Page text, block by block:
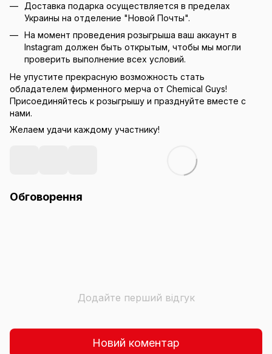
Доставка подарка осуществляется в пределах
Украины на отделение "Новой Почты".
На момент проведения розыгрыша ваш аккаунт в
Instagram должен быть открытым, чтобы мы могли
проверить выполнение всех условий.
Не упустите прекрасную возможность стать
обладателем фирменного мерча от Chemical Guys!
Присоединяйтесь к розыгрышу и празднуйте вместе с
нами.
Желаем удачи каждому участнику!
Обговорення
Додайте перший відгук
Новий коментар